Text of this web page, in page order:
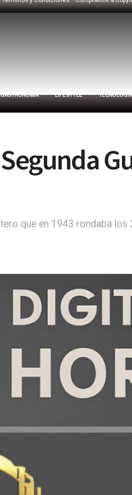
GASTRONOMÍA LIFESTYLE TECNOLOGÍA
que en 1943 rondaba